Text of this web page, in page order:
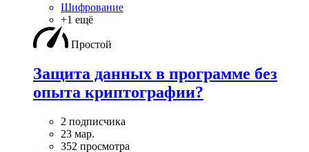
Шифрование
+1 ещё
Простой
Защита данных в программе без
опыта криптографии?
2 подписчика
23 мар.
352 просмотра